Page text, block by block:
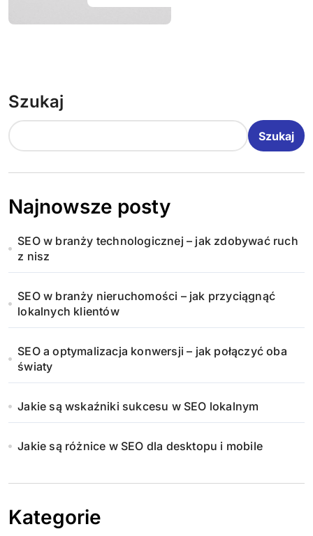
Szukaj
Szukaj
Najnowsze posty
SEO w branży technologicznej – jak zdobywać ruch
z nisz
SEO w branży nieruchomości – jak przyciągnąć
lokalnych klientów
SEO a optymalizacja konwersji – jak połączyć oba
światy
Jakie są wskaźniki sukcesu w SEO lokalnym
Jakie są różnice w SEO dla desktopu i mobile
Kategorie